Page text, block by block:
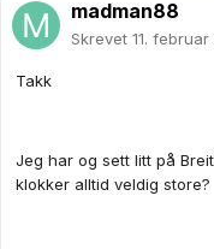
madman88
Skrevet 11. februar
Takk
Jeg har og sett litt på
klokker alltid veldig store?